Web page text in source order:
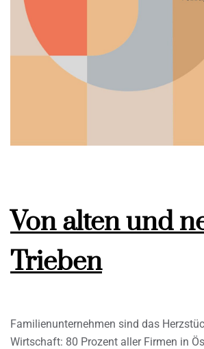
Von alten und
Trieben
Familienunternehmen sind das
Wirtschaft: 80 Prozent aller Firmen in